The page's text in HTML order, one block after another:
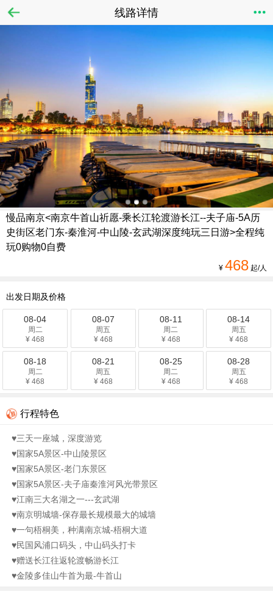
线路详情
慢品南京<南京牛首山祈愿-乘长江轮渡游长江--夫子庙-5A历
史街区老门东-秦淮河-中山陵-玄武湖深度纯玩三日游>全程纯
玩0购物0自费
¥ 468 起/人
出发日期及价格
08-04
周二
¥ 468
08-07
周五
¥ 468
08-11
周二
¥ 468
08-14
周五
¥ 468
08-18
周二
¥ 468
08-21
周五
¥ 468
08-25
周二
¥ 468
08-28
周五
¥ 468
行程特色
♥三天一座城，深度游览
♥国家5A景区-中山陵景区
♥国家5A景区-老门东景区
♥国家5A景区-夫子庙秦淮河风光带景区
♥江南三大名湖之一---玄武湖
♥南京明城墙-保存最长规模最大的城墙
♥一句梧桐美，种满南京城-梧桐大道
♥民国风浦口码头，中山码头打卡
♥赠送长江往返轮渡畅游长江
♥金陵多佳山牛首为最-牛首山